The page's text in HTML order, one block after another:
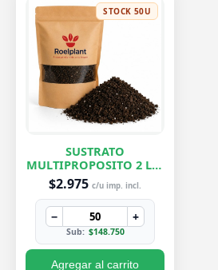
STOCK 50U
SUSTRATO
MULTIPROPOSITO 2 LTS
ROELPLANT
$2.975 c/u imp. incl.
− +
Sub: $148.750
Agregar al carrito